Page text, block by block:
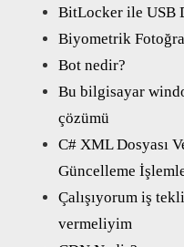
BitLocker ile USB
Biyometrik
Bot nedir?
Bu bilgisayar
çözümü
C# XML Dosyası
Güncelleme
Çalışıyorum iş
vermeliyim